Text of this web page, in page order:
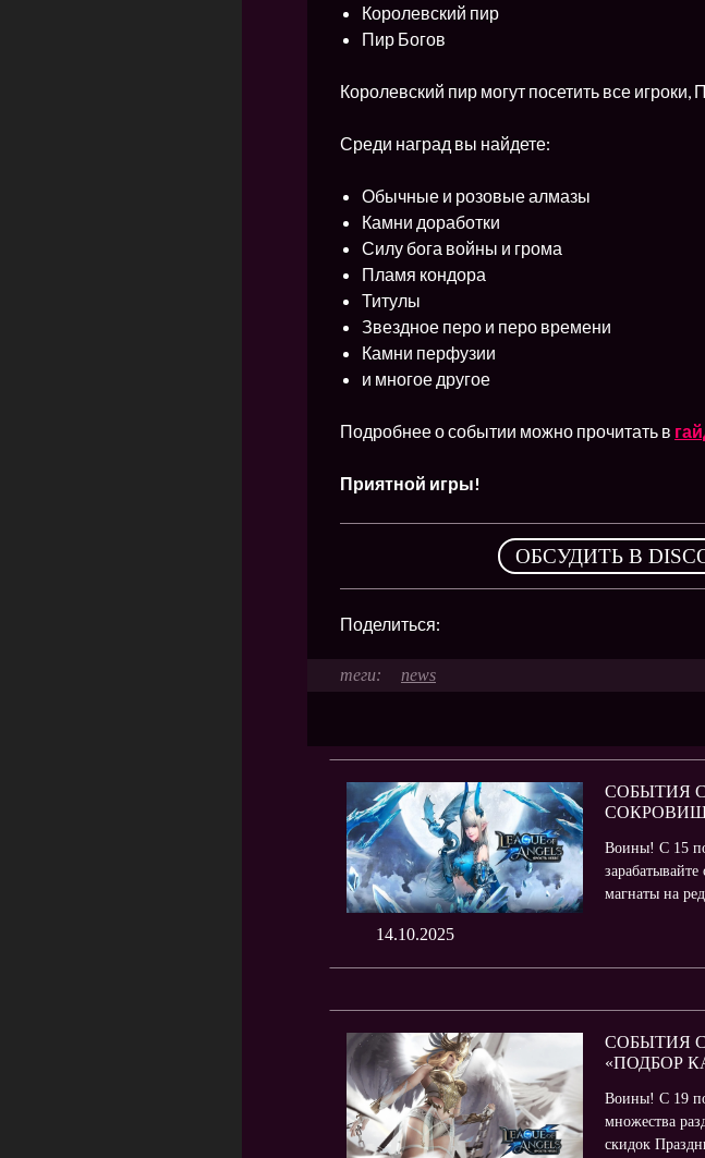
Королевский пир
Пир Богов
Королевский пир могут посетить все
Среди наград вы найдете:
Обычные и розовые алмазы
Камни доработки
Силу бога войны и грома
Пламя кондора
Титулы
Звездное перо и перо времени
Камни перфузии
и многое другое
Подробнее о событии можно прочитать в
Приятной игры!
ОБСУДИТЬ В
Поделиться:
news
14.10.2025
СОБЫТИЯ С
Воины! С 15 по
магнаты на
СОБЫТИЯ
«ПОДБОР
Воины! С 19 по
множества
скидок